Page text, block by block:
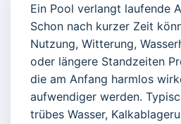
Ein Pool verlangt laufende
Schon nach kurzer Zeit
Nutzung, Witterung,
oder längere Standzeiten
die am Anfang harmlos
aufwendiger werden.
trübes Wasser,